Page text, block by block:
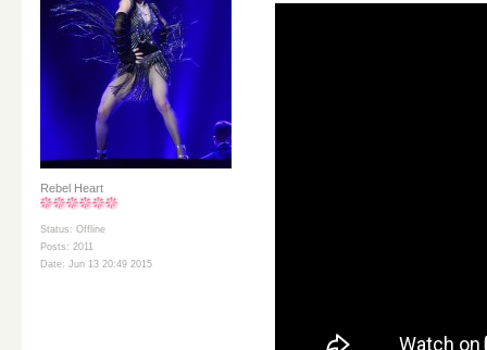
Rebel Heart
Status: Offline
Posts: 2011
Date: Jun 13 20:49 2015